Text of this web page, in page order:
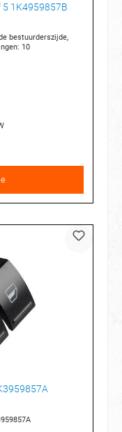
1K4959857B
10